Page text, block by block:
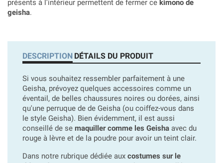
présents à l'intérieur permettent de fermer ce kimono de
geisha.
DESCRIPTION DÉTAILS DU PRODUIT
Si vous souhaitez ressembler parfaitement à une
Geisha, prévoyez quelques accessoires comme un
éventail, de belles chaussures noires ou dorées, ainsi
qu'une perruque de de Geisha (ou coiffez-vous dans
le style Geisha). Bien évidemment, il est aussi
conseillé de se maquiller comme les Geisha avec du
rouge à lèvre et de la poudre pour avoir un teint clair.
Dans notre rubrique dédiée aux costumes sur le